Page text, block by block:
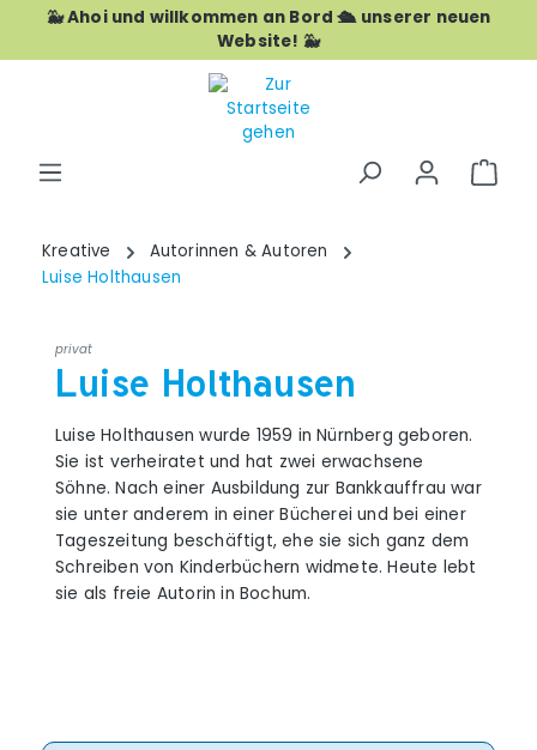
Zum Hauptinhalt springen
🐳 Ahoi und willkommen an Bord 🛳️ unserer neuen
Website! 🐳
Kreative
Autorinnen & Autoren
Luise Holthausen
privat
Luise Holthausen
Luise Holthausen wurde 1959 in Nürnberg geboren.
Sie ist verheiratet und hat zwei erwachsene
Söhne. Nach einer Ausbildung zur Bankkauffrau war
sie unter anderem in einer Bücherei und bei einer
Tageszeitung beschäftigt, ehe sie sich ganz dem
Schreiben von Kinderbüchern widmete. Heute lebt
sie als freie Autorin in Bochum.